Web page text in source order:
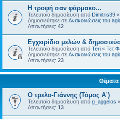
H τροφή σαν φάρμακο...
Τελευταία δημοσίευση από Dimitris39 «
Δημοσιεύτηκε σε Ανακοινώσεις του
Απαντήσεις: 42
Εγχειρίδιο μελών &
Τελευταία δημοσίευση από Teri « Τετ
Δημοσιεύτηκε σε Ανακοινώσεις του
Απαντήσεις: 23
Θέματα
Ο τρελο-Γιάννης (Τόμος Α΄)
Τελευταία δημοσίευση από g_aggelos «
Απαντήσεις: 13